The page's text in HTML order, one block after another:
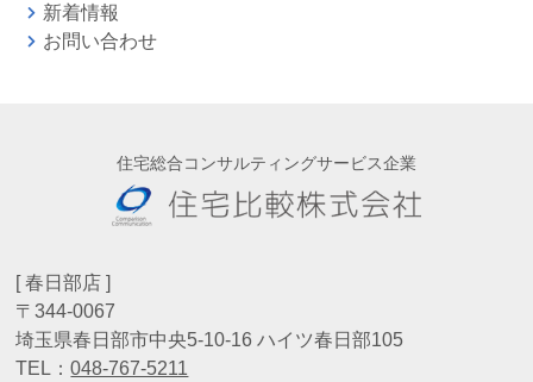
新着情報
お問い合わせ
住宅総合コンサルティングサービス企業
[ 春日部店 ]
〒344-0067
埼玉県春日部市中央5-10-16 ハイツ春日部105
TEL：048-767-5211